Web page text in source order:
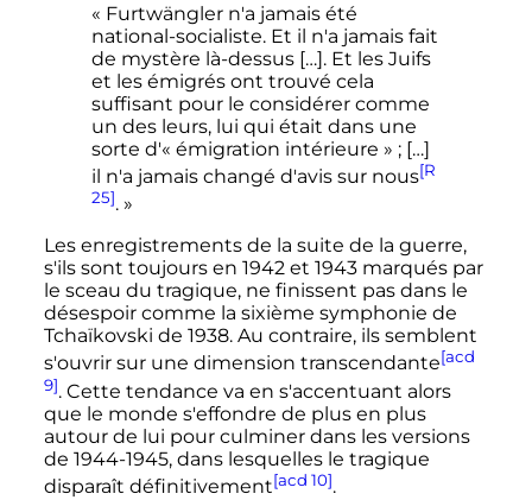
« Furtwängler n'a jamais été
national-socialiste. Et il n'a jamais fait
de mystère là-dessus […]. Et les Juifs
et les émigrés ont trouvé cela
suffisant pour le considérer comme
un des leurs, lui qui était dans une
sorte d'« émigration intérieure » ; […]
il n'a jamais changé d'avis sur nous[R
25]. »
Les enregistrements de la suite de la guerre,
s'ils sont toujours en 1942 et 1943 marqués par
le sceau du tragique, ne finissent pas dans le
désespoir comme la sixième symphonie de
Tchaïkovski de 1938. Au contraire, ils semblent
s'ouvrir sur une dimension transcendante[acd
9]. Cette tendance va en s'accentuant alors
que le monde s'effondre de plus en plus
autour de lui pour culminer dans les versions
de 1944-1945, dans lesquelles le tragique
disparaît définitivement[acd 10].